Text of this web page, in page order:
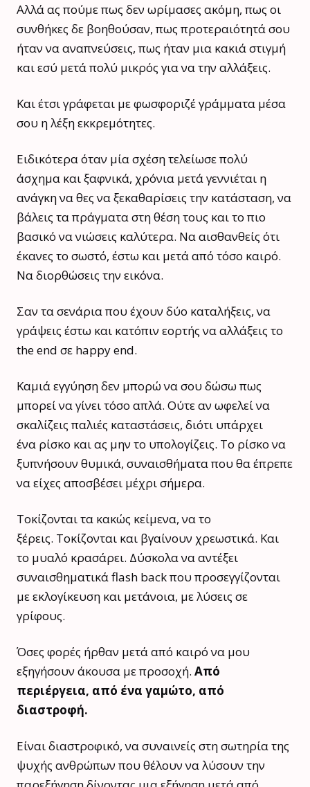
Αλλά ας πούμε πως δεν ωρίμασες ακόμη, πως οι
συνθήκες δε βοηθούσαν, πως προτεραιότητά σου
ήταν να αναπνεύσεις, πως ήταν μια κακιά στιγμή
και εσύ μετά πολύ μικρός για να την αλλάξεις.
Και έτσι γράφεται με φωσφοριζέ γράμματα μέσα
σου η λέξη εκκρεμότητες.
Ειδικότερα όταν μία σχέση τελείωσε πολύ
άσχημα και ξαφνικά, χρόνια μετά γεννιέται η
ανάγκη να θες να ξεκαθαρίσεις την κατάσταση, να
βάλεις τα πράγματα στη θέση τους και το πιο
βασικό να νιώσεις καλύτερα. Να αισθανθείς ότι
έκανες το σωστό, έστω και μετά από τόσο καιρό.
Να διορθώσεις την εικόνα.
Σαν τα σενάρια που έχουν δύο καταλήξεις, να
γράψεις έστω και κατόπιν εορτής να αλλάξεις το
the end σε happy end.
Καμιά εγγύηση δεν μπορώ να σου δώσω πως
μπορεί να γίνει τόσο απλά. Ούτε αν ωφελεί να
σκαλίζεις παλιές καταστάσεις, διότι υπάρχει
ένα ρίσκο και ας μην το υπολογίζεις. Το ρίσκο να
ξυπνήσουν θυμικά, συναισθήματα που θα έπρεπε
να είχες αποσβέσει μέχρι σήμερα.
Τοκίζονται τα κακώς κείμενα, να το
ξέρεις. Τοκίζονται και βγαίνουν χρεωστικά. Και
το μυαλό κρασάρει. Δύσκολα να αντέξει
συναισθηματικά flash back που προσεγγίζονται
με εκλογίκευση και μετάνοια, με λύσεις σε
γρίφους.
Όσες φορές ήρθαν μετά από καιρό να μου
εξηγήσουν άκουσα με προσοχή. Από
περιέργεια, από ένα γαμώτο, από
διαστροφή.
Είναι διαστροφικό, να συναινείς στη σωτηρία της
ψυχής ανθρώπων που θέλουν να λύσουν την